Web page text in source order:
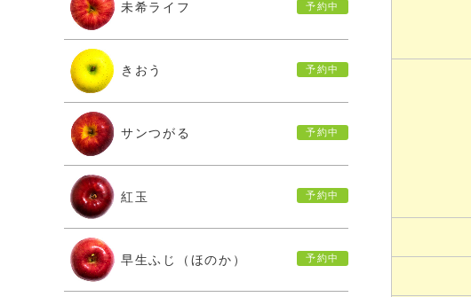
未希ライフ
きおう
サンつがる
紅玉
早生ふじ（ほのか）